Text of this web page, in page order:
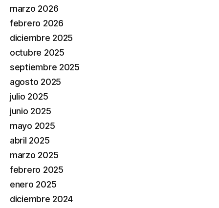
marzo 2026
febrero 2026
diciembre 2025
octubre 2025
septiembre 2025
agosto 2025
julio 2025
junio 2025
mayo 2025
abril 2025
marzo 2025
febrero 2025
enero 2025
diciembre 2024